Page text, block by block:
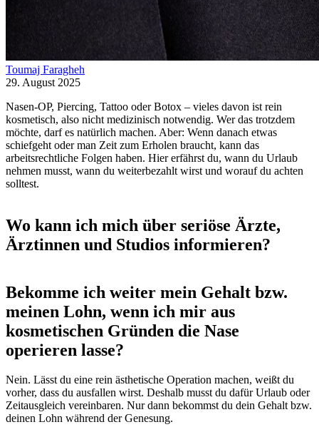
Toumaj Faragheh
29. August 2025
Nasen-OP, Piercing, Tattoo oder Botox – vieles davon ist rein
kosmetisch, also nicht medizinisch notwendig. Wer das trotzdem
möchte, darf es natürlich machen. Aber: Wenn danach etwas
schiefgeht oder man Zeit zum Erholen braucht, kann das
arbeitsrechtliche Folgen haben. Hier erfährst du, wann du Urlaub
nehmen musst, wann du weiterbezahlt wirst und worauf du achten
solltest.
Wo kann ich mich über seriöse Ärzte,
Ärztinnen und Studios informieren?
Bekomme ich weiter mein Gehalt bzw.
meinen Lohn, wenn ich mir aus
kosmetischen Gründen die Nase
operieren lasse?
Nein. Lässt du eine rein ästhetische Operation machen, weißt du
vorher, dass du ausfallen wirst. Deshalb musst du dafür Urlaub oder
Zeitausgleich vereinbaren. Nur dann bekommst du dein Gehalt bzw.
deinen Lohn während der Genesung.